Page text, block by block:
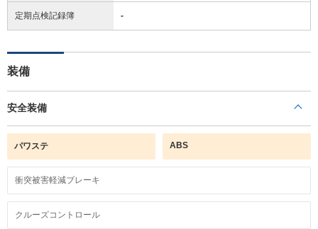
定期点検記録簿 -
装備
安全装備
パワステ ABS
衝突被害軽減ブレーキ
クルーズコントロール